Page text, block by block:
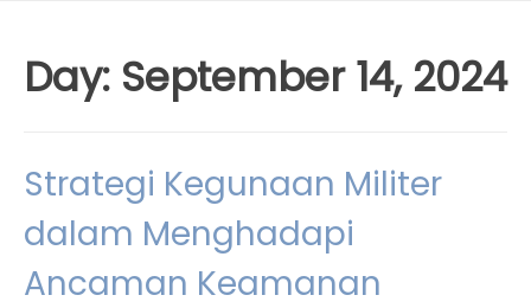
Day: September 14, 2024
Strategi Kegunaan Militer
dalam Menghadapi
Ancaman Keamanan